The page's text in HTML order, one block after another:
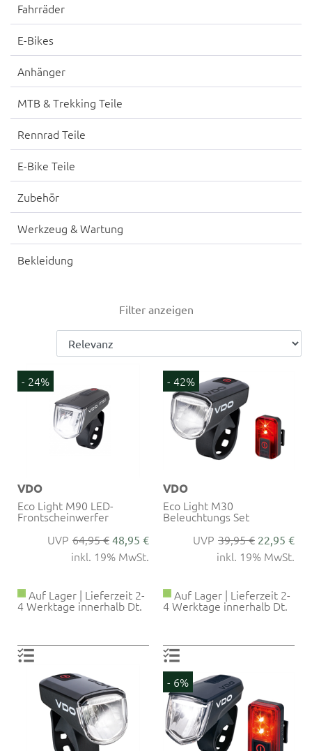
Fahrräder
E-Bikes
Anhänger
MTB & Trekking Teile
Rennrad Teile
E-Bike Teile
Zubehör
Werkzeug & Wartung
Bekleidung
Filter anzeigen
- 24%
VDO
Eco Light M90 LED-
Frontscheinwerfer
64,95 € 48,95 €
inkl. 19% MwSt.
Auf Lager | Lieferzeit 2-
4 Werktage innerhalb Dt.
- 42%
VDO
Eco Light M30
Beleuchtungs Set
39,95 € 22,95 €
inkl. 19% MwSt.
Auf Lager | Lieferzeit 2-
4 Werktage innerhalb Dt.
- 6%